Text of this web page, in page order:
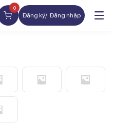
0
Đăng ký Đăng nhập